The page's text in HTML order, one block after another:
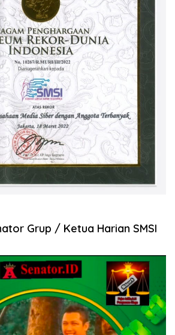
Grup / Ketua Harian SMSI